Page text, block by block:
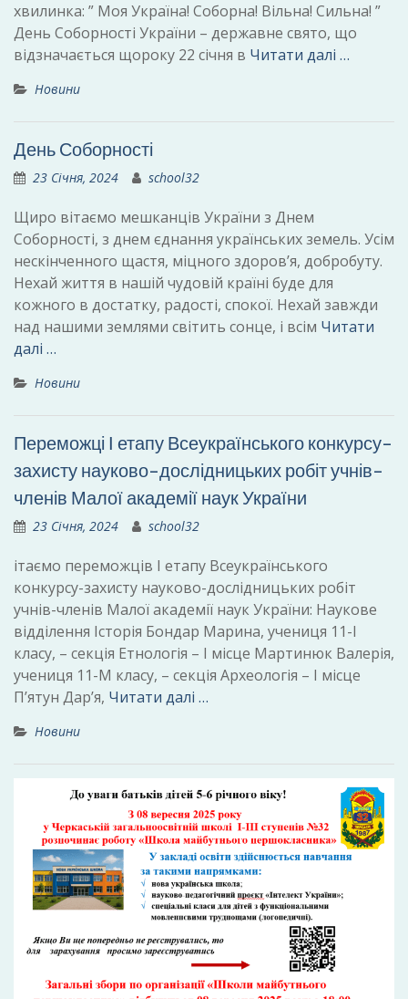
хвилинка: ” Моя Україна! Соборна! Вільна! Сильна! ”
День Соборності України – державне свято, що
відзначається щороку 22 січня в Читати далі …
Новини
День Соборності
23 Січня, 2024 school32
Щиро вітаємо мешканців України з Днем
Соборності, з днем ​​єднання українських земель. Усім
нескінченного щастя, міцного здоров’я, добробуту.
Нехай життя в нашій чудовій країні буде для
кожного в достатку, радості, спокої. Нехай завжди
над нашими землями світить сонце, і всім Читати
далі …
Новини
Переможці І етапу Всеукраїнського конкурсу-
захисту науково-дослідницьких робіт учнів-
членів Малої академії наук України
23 Січня, 2024 school32
ітаємо переможців І етапу Всеукраїнського
конкурсу-захисту науково-дослідницьких робіт
учнів-членів Малої академії наук України: Наукове
відділення Історія Бондар Марина, учениця 11-І
класу, – секція Етнологія – І місце Мартинюк Валерія,
учениця 11-М класу, – секція Археологія – І місце
П’ятун Дар’я, Читати далі …
Новини